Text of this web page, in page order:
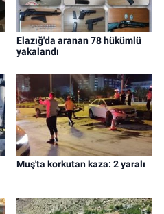
Elazığ'da aranan 78 hükümlü
yakalandı
Muş'ta korkutan kaza: 2 yaralı